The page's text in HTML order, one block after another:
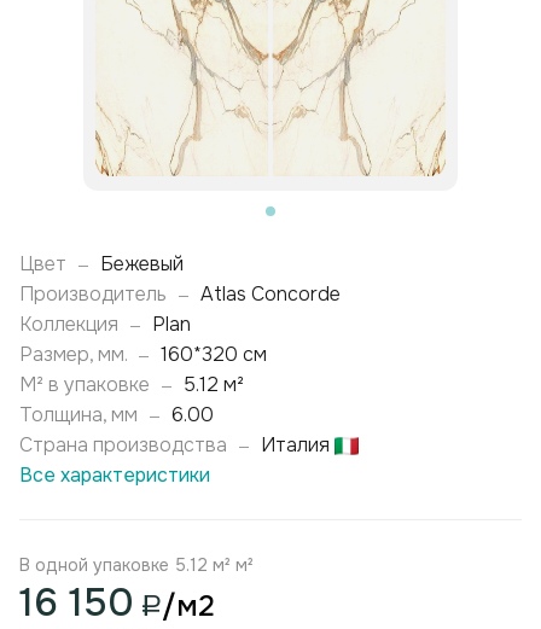
Цвет —
Бежевый
Производитель
— Atlas Concorde
Коллекция
—
Plan
Размер, мм. — 160*320 см
М² в упаковке
—
5.12 м²
Толщина, мм
— 6.00
Страна производства
—
Италия
Все характеристики
В одной упаковке 5.12 м² м²
16 150 /м2